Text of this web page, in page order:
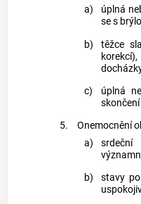
a)
úplná
se s
b)
těžce
c)
úplná
5.
Onemocnění
a)
srdeční
b)
stavy